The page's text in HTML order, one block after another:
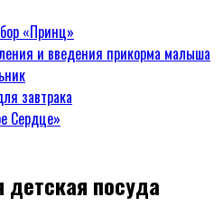
«Принц»
и введения прикорма малыша
завтрака
Сердце»
детская посуда